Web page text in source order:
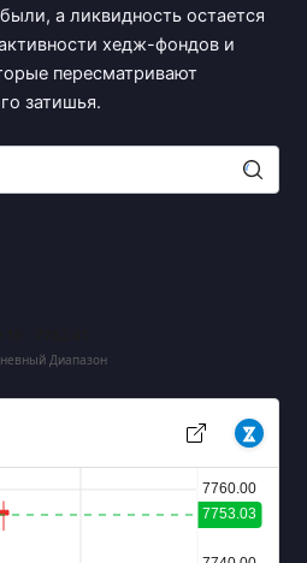
а ликвидность остается
хедж-фондов и
пересматривают
затишья.